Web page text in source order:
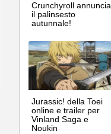
Crunchyroll annuncia
il palinsesto
autunnale!
Jurassic! della Toei
online e trailer per
Vinland Saga e
Noukin